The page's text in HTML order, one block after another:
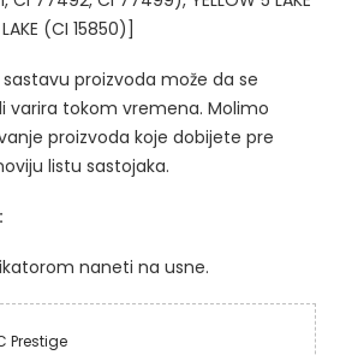
(CI 15850)]
proizvoda može da se
varira tokom vremena. Molimo
proizvoda koje dobijete pre
listu sastojaka.
naneti na usne.